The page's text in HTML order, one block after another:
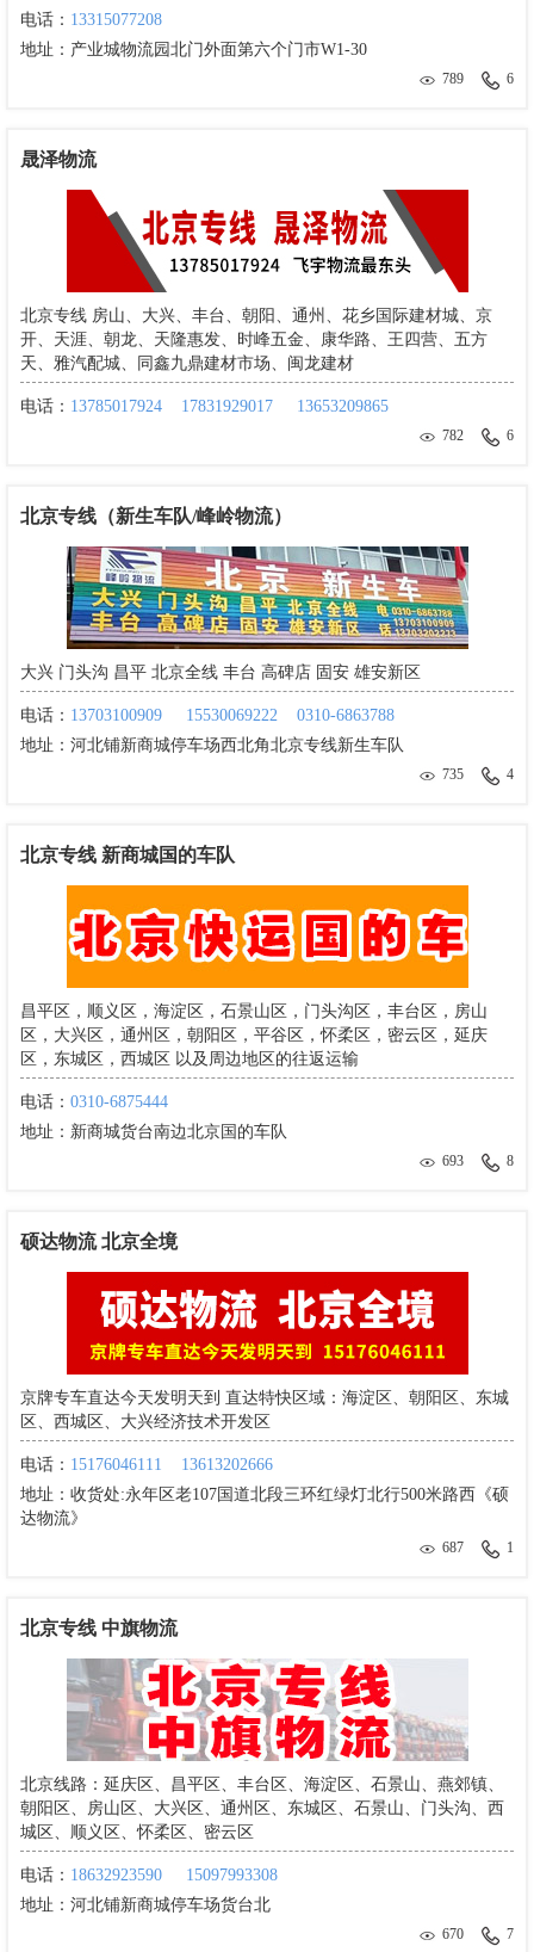
电话： 13315077208
地址： 产业城物流园北门外面第六个门市W1-30
789 6
晟泽物流
北京专线 房山、大兴、丰台、朝阳、通州、花乡国际建材城、京
开、天涯、朝龙、天隆惠发、时峰五金、康华路、王四营、五方
天、雅汽配城、同鑫九鼎建材市场、闽龙建材
电话： 13785017924 17831929017 13653209865
782 6
北京专线（新生车队/峰岭物流）
大兴 门头沟 昌平 北京全线 丰台 高碑店 固安 雄安新区
电话： 13703100909 15530069222
0310-6863788
地址： 河北铺新商城停车场西北角北京专线新生车队
735 4
北京专线 新商城国的车队
昌平区，顺义区，海淀区，石景山区，门头沟区，丰台区，房山
区，大兴区，通州区，朝阳区，平谷区，怀柔区，密云区，延庆
区，东城区，西城区 以及周边地区的往返运输
电话： 0310-6875444
地址： 新商城货台南边北京国的车队
693 8
硕达物流 北京全境
京牌专车直达今天发明天到 直达特快区域：海淀区、朝阳区、东城
区、西城区、大兴经济技术开发区
电话： 15176046111
13613202666
地址： 收货处:永年区老107国道北段三环红绿灯北行500米路西《硕
达物流》
687 1
北京专线 中旗物流
北京线路：延庆区、昌平区、丰台区、海淀区、石景山、燕郊镇、
朝阳区、房山区、大兴区、通州区、东城区、石景山、门头沟、西
城区、顺义区、怀柔区、密云区
电话： 18632923590
15097993308
地址： 河北铺新商城停车场货台北
670 7